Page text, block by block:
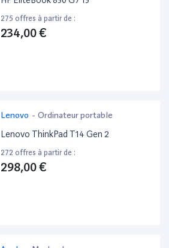
275 offres à partir de :
234,00 €
Lenovo - Ordinateur portable
Lenovo ThinkPad T14 Gen 2
272 offres à partir de :
298,00 €